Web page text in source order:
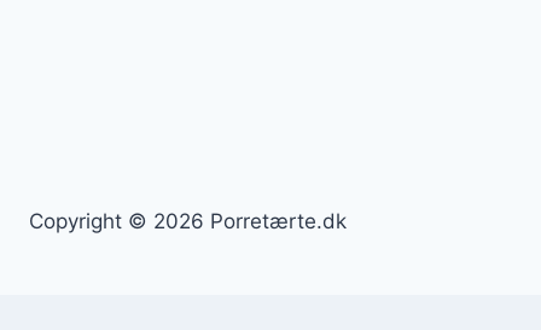
Copyright © 2026 Porretærte.dk